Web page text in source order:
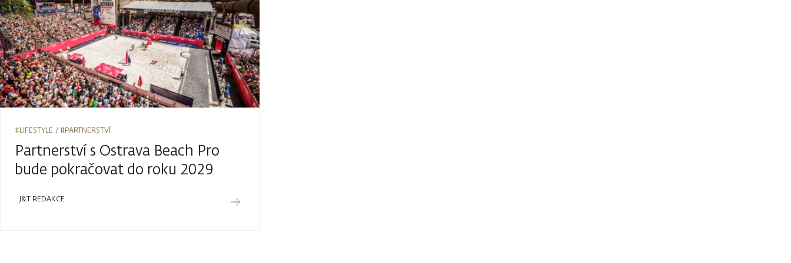
#LIFESTYLE #PARTNERSTVÍ
Partnerství s Ostrava Beach Pro
bude pokračovat do roku 2029
J&T REDAKCE